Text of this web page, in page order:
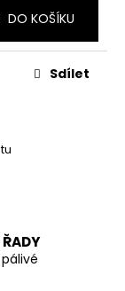
DO KOŠÍKU
Sdílet